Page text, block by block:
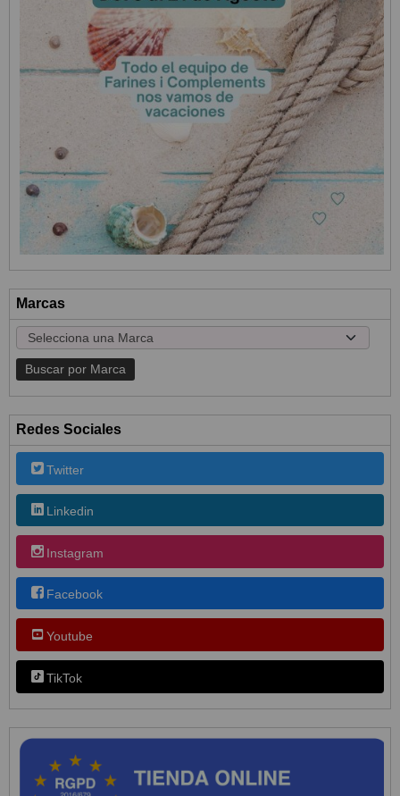
Marcas
Redes Sociales
Twitter
Linkedin
Instagram
Facebook
Youtube
TikTok